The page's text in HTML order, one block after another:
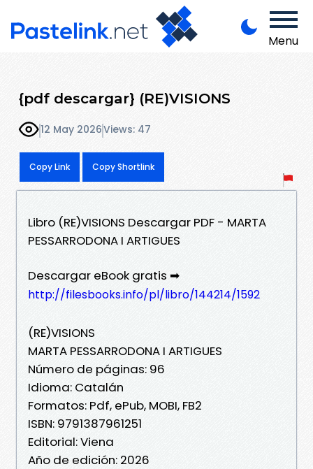
Menu
{pdf descargar} (RE)VISIONS
12 May 2026Views: 47
Copy Link Copy Shortlink
Libro (RE)VISIONS Descargar PDF - MARTA
PESSARRODONA I ARTIGUES
Descargar eBook gratis ➡
http://filesbooks.info/pl/libro/144214/1592
(RE)VISIONS
MARTA PESSARRODONA I ARTIGUES
Número de páginas: 96
Idioma: Catalán
Formatos: Pdf, ePub, MOBI, FB2
ISBN: 9791387961251
Editorial: Viena
Año de edición: 2026